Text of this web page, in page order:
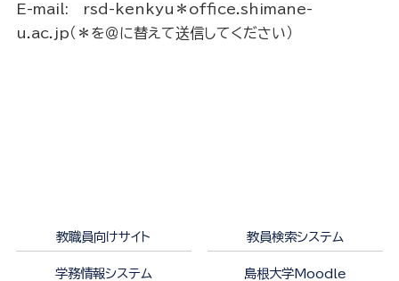
E-mail: rsd-kenkyu＊office.shimane-
u.ac.jp（＊を＠に替えて送信してください）
教職員向けサイト 教員検索システム
学務情報システム 島根大学Moodle